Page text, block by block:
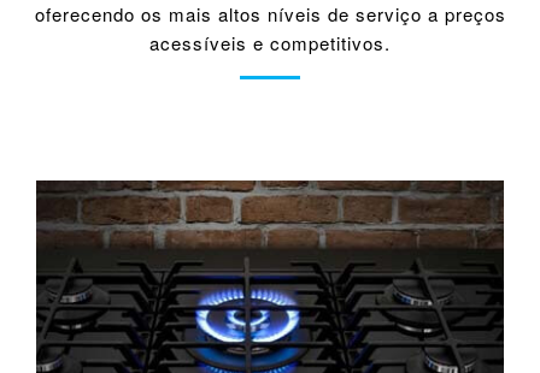
oferecendo os mais altos níveis de serviço a preços
acessíveis e competitivos.